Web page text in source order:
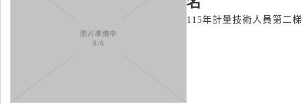
115年計量技術人員第二